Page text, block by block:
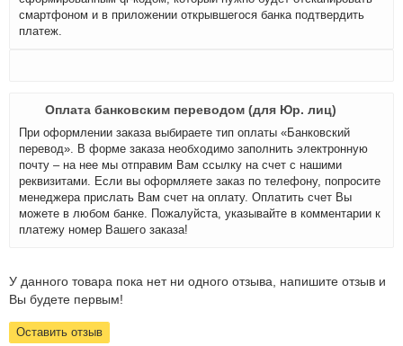
смартфоном и в приложении открывшегося банка подтвердить
платеж.
Оплата банковским переводом (для Юр. лиц)
При оформлении заказа выбираете тип оплаты «Банковский
перевод». В форме заказа необходимо заполнить электронную
почту – на нее мы отправим Вам ссылку на счет с нашими
реквизитами. Если вы оформляете заказ по телефону, попросите
менеджера прислать Вам счет на оплату. Оплатить счет Вы
можете в любом банке. Пожалуйста, указывайте в комментарии к
платежу номер Вашего заказа!
У данного товара пока нет ни одного отзыва, напишите отзыв и
Вы будете первым!
Оставить отзыв